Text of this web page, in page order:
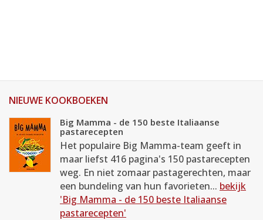
NIEUWE KOOKBOEKEN
Big Mamma - de 150 beste Italiaanse
pastarecepten
Het populaire Big Mamma-team geeft in
maar liefst 416 pagina's 150 pastarecepten
weg. En niet zomaar pastagerechten, maar
een bundeling van hun favorieten... bekijk
'Big Mamma - de 150 beste Italiaanse
pastarecepten'